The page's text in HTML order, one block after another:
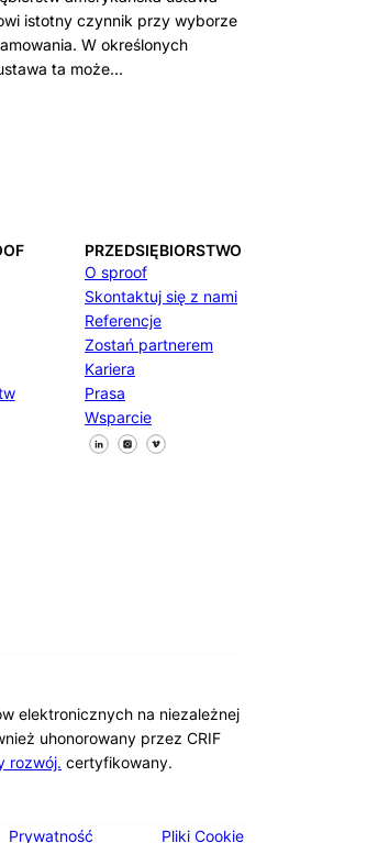
istotny czynnik przy wyborze
W określonych
ta może…
PRZEDSIĘBIORSTWO
O sproof
Skontaktuj się z nami
Referencje
Zostań partnerem
Kariera
Prasa
Wsparcie
Śledź nas na Facebooku
Śledź nas na X
Śledź nas na LinkedIn
elektronicznych na niezależnej
uhonorowany przez CRIF
rozwój. certyfikowany.
Prywatność Pliki Cookie